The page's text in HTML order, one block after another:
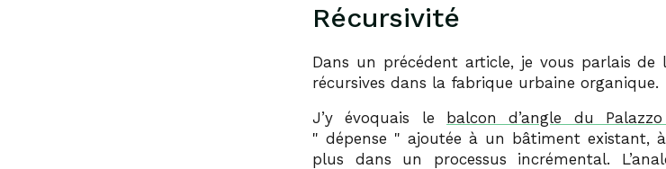
Récursivité
Dans un précédent article, je vous parlais de
récursives dans la fabrique urbaine organique.
J’y évoquais le balcon d’angle du
dépense
ajoutée à un bâtiment existant,
plus dans un processus incrémental.